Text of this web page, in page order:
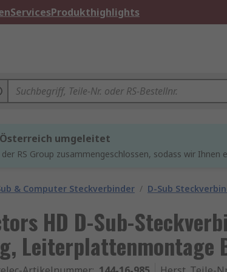
ServicesProdukthighlights
Österreich umgeleitet
RS Group zusammengeschlossen, sodass wir
& Computer Steckverbinder / D-Sub
HD D-Sub-
Leiterplattenmontage